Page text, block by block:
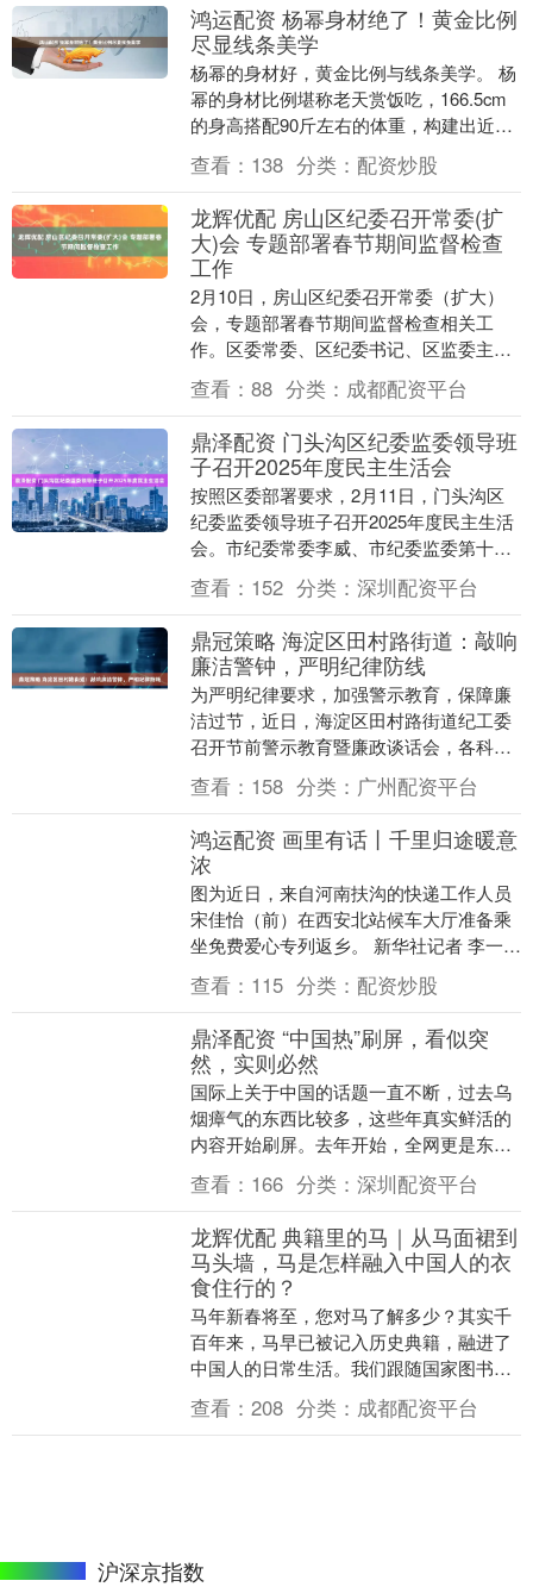
鸿运配资 杨幂身材绝了！黄金比例
尽显线条美学
杨幂的身材好，黄金比例与线条美学。 杨
幂的身材比例堪称老天赏饭吃，166.5cm
的身高搭配90斤左右的体重，构建出近乎
完美的视觉比例。最引人瞩目的58cm纤细
腰....
查看： 138 分类： 配资炒股
龙辉优配 房山区纪委召开常委(扩
大)会 专题部署春节期间监督检查
工作
2月10日，房山区纪委召开常委（扩大）
会，专题部署春节期间监督检查相关工
作。区委常委、区纪委书记、区监委主任
佟刚主持会议并讲话，区纪委监委领导班
子成员以及机关各....
查看： 88 分类： 成都配资平台
鼎泽配资 门头沟区纪委监委领导班
子召开2025年度民主生活会
按照区委部署要求，2月11日，门头沟区
纪委监委领导班子召开2025年度民主生活
会。市纪委常委李威、市纪委监委第十三
审查调查室主任施颖、区委第四督导组相
关同志到会....
查看： 152 分类： 深圳配资平台
鼎冠策略 海淀区田村路街道：敲响
廉洁警钟，严明纪律防线
为严明纪律要求，加强警示教育，保障廉
洁过节，近日，海淀区田村路街道纪工委
召开节前警示教育暨廉政谈话会，各科室
科长、社区党组织纪检委员参加了本次会
议。 会议首先组....
查看： 158 分类： 广州配资平台
鸿运配资 画里有话丨千里归途暖意
浓
图为近日，来自河南扶沟的快递工作人员
宋佳怡（前）在西安北站候车大厅准备乘
坐免费爱心专列返乡。 新华社记者 李一博
摄 今年春运迎来客流高峰。在这场全球最
大规模的....
查看： 115 分类： 配资炒股
鼎泽配资 “中国热”刷屏，看似突
然，实则必然
国际上关于中国的话题一直不断，过去乌
烟瘴气的东西比较多，这些年真实鲜活的
内容开始刷屏。去年开始，全网更是东风
劲吹。从中国游火爆，到外国网友集体催
更中国短剧，从中....
查看： 166 分类： 深圳配资平台
龙辉优配 典籍里的马｜从马面裙到
马头墙，马是怎样融入中国人的衣
食住行的？
马年新春将至，您对马了解多少？其实千
百年来，马早已被记入历史典籍，融进了
中国人的日常生活。我们跟随国家图书馆
馆员的脚步，到国图馆藏的书籍文献中去
探寻关于马的故事....
查看： 208 分类： 成都配资平台
沪深京指数